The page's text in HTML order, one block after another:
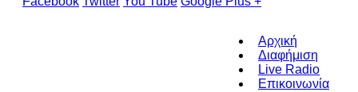
Αρχική
Διαφήμιση
Live Radio
Επικοινωνία